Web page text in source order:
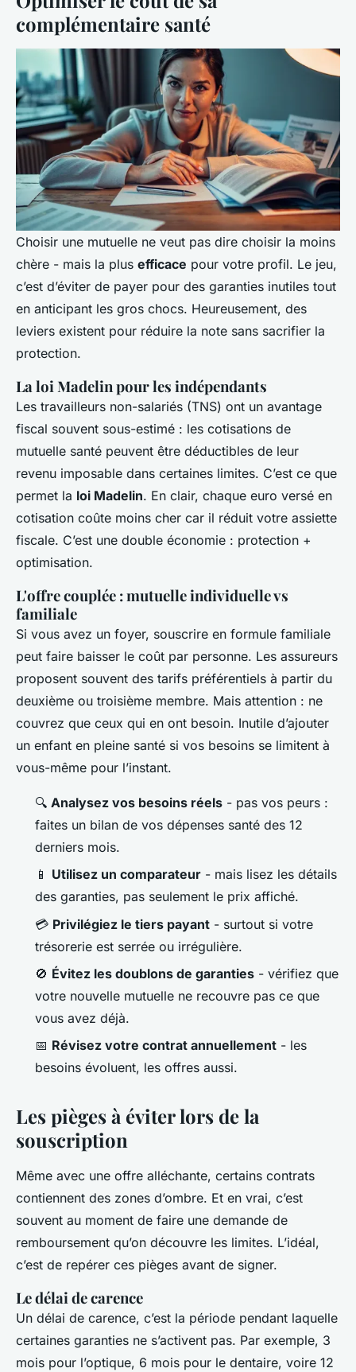
complémentaire santé
Choisir une mutuelle ne veut pas dire choisir la moins
chère - mais la plus efficace pour votre profil. Le jeu,
c’est d’éviter de payer pour des garanties inutiles tout
en anticipant les gros chocs. Heureusement, des
leviers existent pour réduire la note sans sacrifier la
protection.
La loi Madelin pour les indépendants
Les travailleurs non-salariés (TNS) ont un avantage
fiscal souvent sous-estimé : les cotisations de
mutuelle santé peuvent être déductibles de leur
revenu imposable dans certaines limites. C’est ce que
permet la loi Madelin. En clair, chaque euro versé en
cotisation coûte moins cher car il réduit votre assiette
fiscale. C’est une double économie : protection +
optimisation.
L'offre couplée : mutuelle individuelle vs
familiale
Si vous avez un foyer, souscrire en formule familiale
peut faire baisser le coût par personne. Les assureurs
proposent souvent des tarifs préférentiels à partir du
deuxième ou troisième membre. Mais attention : ne
couvrez que ceux qui en ont besoin. Inutile d’ajouter
un enfant en pleine santé si vos besoins se limitent à
vous-même pour l’instant.
🔍 Analysez vos besoins réels - pas vos peurs :
faites un bilan de vos dépenses santé des 12
derniers mois.
📱 Utilisez un comparateur - mais lisez les détails
des garanties, pas seulement le prix affiché.
💳 Privilégiez le tiers payant - surtout si votre
trésorerie est serrée ou irrégulière.
🚫 Évitez les doublons de garanties - vérifiez que
votre nouvelle mutuelle ne recouvre pas ce que
vous avez déjà.
📅 Révisez votre contrat annuellement - les
besoins évoluent, les offres aussi.
Les pièges à éviter lors de la
souscription
Même avec une offre alléchante, certains contrats
contiennent des zones d’ombre. Et en vrai, c’est
souvent au moment de faire une demande de
remboursement qu’on découvre les limites. L’idéal,
c’est de repérer ces pièges avant de signer.
Le délai de carence
Un délai de carence, c’est la période pendant laquelle
certaines garanties ne s’activent pas. Par exemple, 3
mois pour l’optique, 6 mois pour le dentaire, voire 12